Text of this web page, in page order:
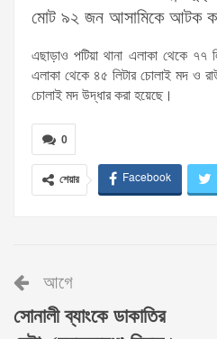
মোট ৯২ জন আসামিকে আটক
এছাড়াও পটিয়া থানা এলাকা থেকে ৭৭
এলাকা থেকে ৪৫ লিটার চোলাই মদ ও
চোলাই মদ উদ্ধার করা হয়েছে।
0
শেয়ার Facebook
আগে
সোনালী ব্যাংকে ডাকাতির